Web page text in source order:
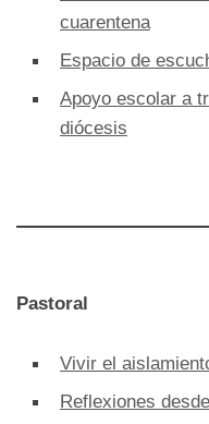
cuarentena
Espacio de
Apoyo escolar a
diócesis
Pastoral
Vivir el
Reflexiones